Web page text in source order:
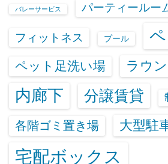
バレーサービス パーティールー
フィットネス プール
ペット足洗い場 ラウ
内廊下 分譲賃貸
各階ゴミ置き場 大型駐
宅配ボックス